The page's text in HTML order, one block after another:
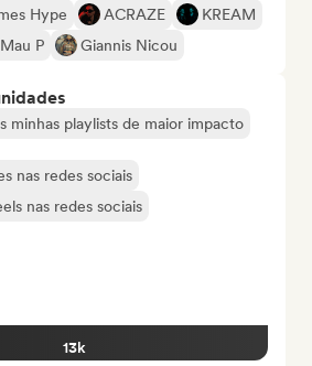
Hype ACRAZE
KREAM
Mau P Giannis Nicou
minhas playlists de maior impacto
nas redes sociais
nas redes sociais
13k